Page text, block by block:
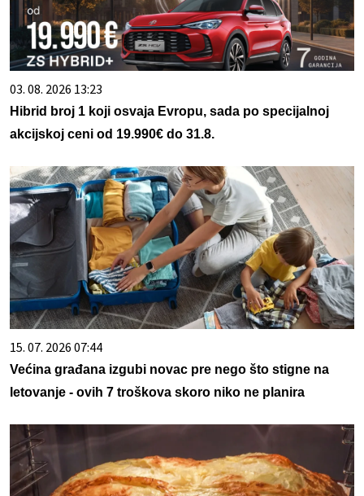
03. 08. 2026 13:23
Hibrid broj 1 koji osvaja Evropu, sada po specijalnoj
akcijskoj ceni od 19.990€ do 31.8.
15. 07. 2026 07:44
Većina građana izgubi novac pre nego što stigne na
letovanje - ovih 7 troškova skoro niko ne planira